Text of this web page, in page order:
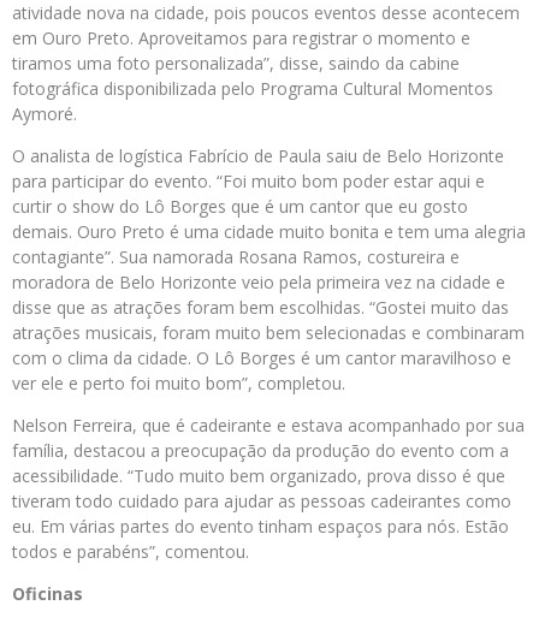
atividade nova na cidade, pois poucos eventos desse acontecem
em Ouro Preto. Aproveitamos para registrar o momento e
tiramos uma foto personalizada”, disse, saindo da cabine
fotográfica disponibilizada pelo Programa Cultural Momentos
Aymoré.
O analista de logística Fabrício de Paula saiu de Belo Horizonte
para participar do evento. “Foi muito bom poder estar aqui e
curtir o show do Lô Borges que é um cantor que eu gosto
demais. Ouro Preto é uma cidade muito bonita e tem uma alegria
contagiante”. Sua namorada Rosana Ramos, costureira e
moradora de Belo Horizonte veio pela primeira vez na cidade e
disse que as atrações foram bem escolhidas. “Gostei muito das
atrações musicais, foram muito bem selecionadas e combinaram
com o clima da cidade. O Lô Borges é um cantor maravilhoso e
ver ele e perto foi muito bom”, completou.
Nelson Ferreira, que é cadeirante e estava acompanhado por sua
família, destacou a preocupação da produção do evento com a
acessibilidade. “Tudo muito bem organizado, prova disso é que
tiveram todo cuidado para ajudar as pessoas cadeirantes como
eu. Em várias partes do evento tinham espaços para nós. Estão
todos e parabéns”, comentou.
Oficinas